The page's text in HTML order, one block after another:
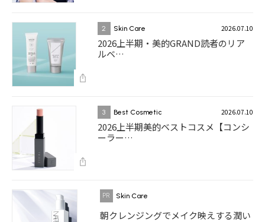
2 Skin Care 2026.07.10
2026上半期・美的GRAND読者のリア
ルベ…
3 Best Cosmetic 2026.07.10
2026上半期美的ベストコスメ【コンシ
ーラー…
Skin Care
朝クレンジングでメイク映えする潤い